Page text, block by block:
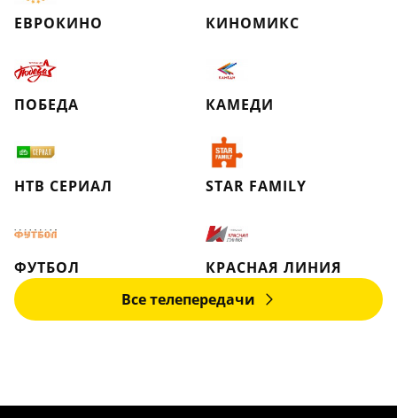
ЕВРОКИНО КИНОМИКС
ПОБЕДА КАМЕДИ
НТВ СЕРИАЛ STAR FAMILY
ФУТБОЛ
КРАСНАЯ ЛИНИЯ
Все телепередачи